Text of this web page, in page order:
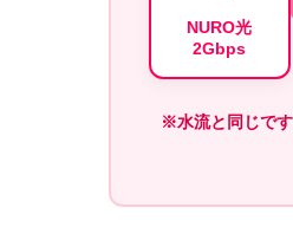
NURO光
2Gbps
※水流と同じで